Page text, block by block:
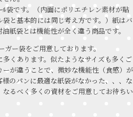
袋です。（内面にポリエチレン素材が貼
と基本的には同じ考え方です。）紙はバ
紙袋とは機能性が全く違う商品です。
ー袋をご用意しております。
くあります。似たようなサイズも多くご
が違うことで、微妙な機能性（食感）が
のパンに最適な紙袋がなかった、、、な
るべく多くの資材をご用意してお待ちい